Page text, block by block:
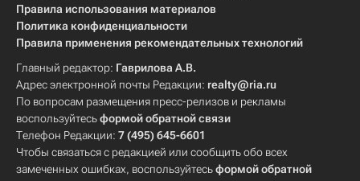
Правила использования материалов
Политика конфиденциальности
Правила применения рекомендательных технологий
Главный редактор: Гаврилова А.В.
Адрес электронной почты Редакции: realty@ria.ru
По вопросам размещения пресс-релизов и рекламы
воспользуйтесьформой обратной связи
Телефон Редакции: 7 (495) 645-6601
Чтобы связаться с редакцией или сообщить обо всех
замеченных ошибках, воспользуйтесьформой обратной